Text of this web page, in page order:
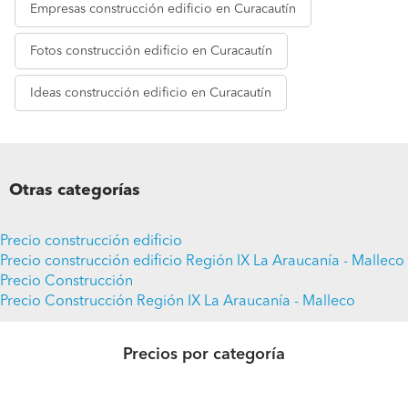
Empresas construcción edificio en Curacautín
Fotos construcción edificio en Curacautín
Ideas construcción edificio en Curacautín
Otras categorías
Precio construcción edificio
Precio construcción edificio Región IX La Araucanía - Malleco
Precio Construcción
Precio Construcción Región IX La Araucanía - Malleco
Precios por categoría